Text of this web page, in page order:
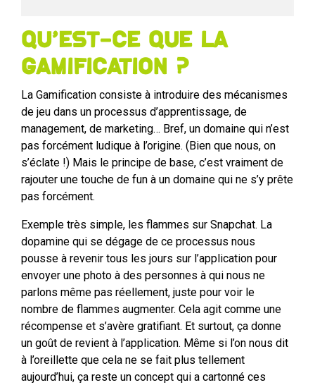
Qu’est-ce que la
Gamification ?
La Gamification consiste à introduire des mécanismes
de jeu dans un processus d’apprentissage, de
management, de marketing… Bref, un domaine qui n’est
pas forcément ludique à l’origine. (Bien que nous, on
s’éclate !) Mais le principe de base, c’est vraiment de
rajouter une touche de fun à un domaine qui ne s’y prête
pas forcément.
Exemple très simple, les flammes sur Snapchat. La
dopamine qui se dégage de ce processus nous
pousse à revenir tous les jours sur l’application pour
envoyer une photo à des personnes à qui nous ne
parlons même pas réellement, juste pour voir le
nombre de flammes augmenter. Cela agit comme une
récompense et s’avère gratifiant. Et surtout, ça donne
un goût de revient à l’application. Même si l’on nous dit
à l’oreillette que cela ne se fait plus tellement
aujourd’hui, ça reste un concept qui a cartonné ces